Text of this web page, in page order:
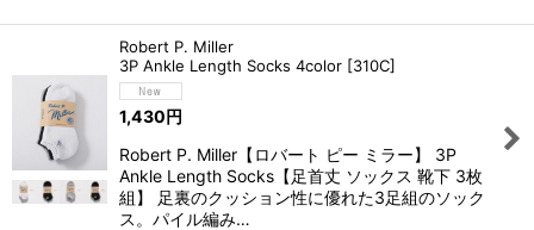
Robert P. Miller
3P Ankle Length Socks 4color [310C]
1,430円
Robert P. Miller【ロバート ピー ミラー】 3P
Ankle Length Socks【足首丈 ソックス 靴下 3枚
組】 足裏のクッション性に優れた3足組のソック
ス。パイル編み…